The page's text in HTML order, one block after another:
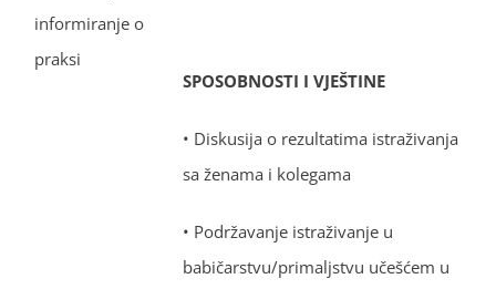
informiranje o
praksi
SPOSOBNOSTI I VJEŠTINE
• Diskusija o rezultatima istraživanja
sa ženama i kolegama
• Podržavanje istraživanje u
babičarstvu/primaljstvu učešćem u